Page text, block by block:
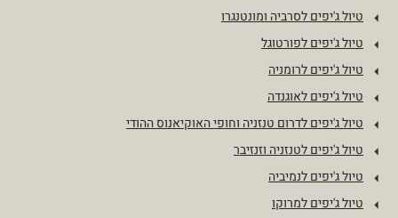
טיול ג'יפים לסרביה ומונטנגרו
טיול ג'יפים לפורטוגל
טיול ג'יפים לרומניה
טיול ג'יפים לאוגנדה
טיול ג'יפים לדרום טנזניה וחופי האוקיאנוס ההודי
טיול ג'יפים לטנזניה וזנזיבר
טיול ג'יפים לנמיביה
טיול ג'יפים למרוקו